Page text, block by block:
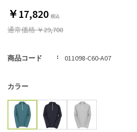
￥17,820
通常価格￥29,700
商品コード 011098-C60-A07
カラー